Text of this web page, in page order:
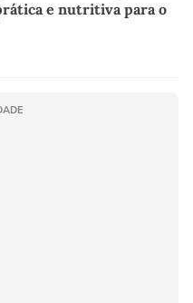
e nutritiva para o